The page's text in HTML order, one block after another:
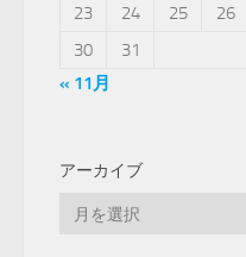
23
24 25 26
30
31
« 11月
アーカイブ